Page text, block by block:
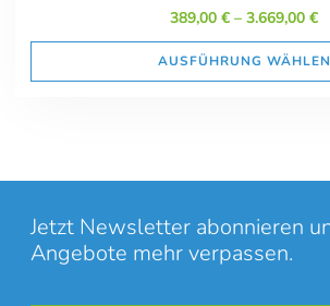
389,00 € – 3.669,00 €
AUSFÜHRUNG WÄHLEN
Jetzt Newsletter abonnieren
Angebote mehr verpassen.